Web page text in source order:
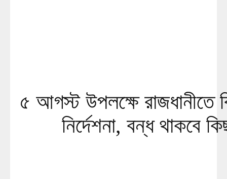
৫ আগস্ট উপলক্ষে রাজধানীতে
নির্দেশনা, বন্ধ থাকবে